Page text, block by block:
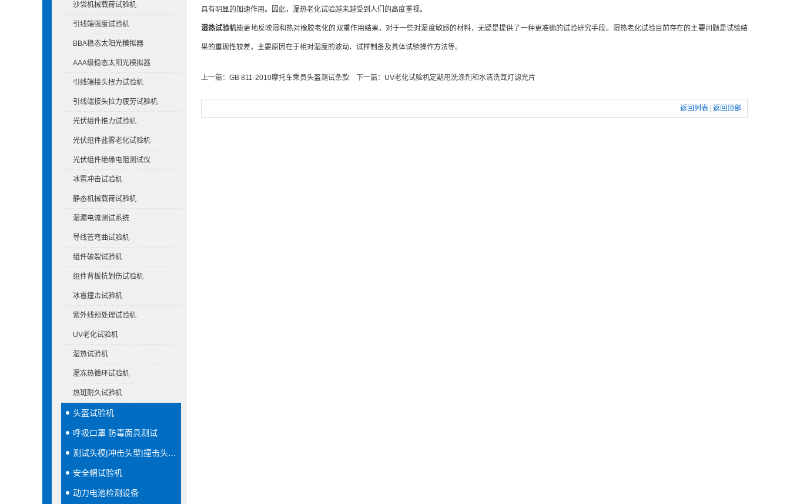
沙袋机械载荷试验机
引线端强度试验机
BBA稳态太阳光模拟器
AAA级稳态太阳光模拟器
引线端接头扭力试验机
引线端接头拉力疲劳试验机
光伏组件推力试验机
光伏组件盐雾老化试验机
光伏组件绝缘电阻测试仪
冰雹冲击试验机
静态机械载荷试验机
湿漏电流测试系统
导线管弯曲试验机
组件破裂试验机
组件背板抗划伤试验机
冰雹撞击试验机
紫外线预处理试验机
UV老化试验机
湿热试验机
湿冻热循环试验机
热斑耐久试验机
头盔试验机
呼吸口罩 防毒面具测试
安全帽试验机
动力电池检测设备
具有明显的加速作用。因此，湿热老化试验越来越受到人们的高度重视。
湿热试验机能更地反映湿和热对橡胶老化的双重作用结果，对于一些对湿度敏感的材料，无疑是提供了一种更准确的试验研究手段。湿热老化试验目前存在的主要问题是试验结
果的重现性较差，主要原因在于相对湿度的波动、试样制备及具体试验操作方法等。
上一篇： GB 811-2010摩托车乘员头盔测试条款 下一篇： UV老化试验机定期用洗涤剂和水清洗氙灯滤光片
返回列表 返回顶部